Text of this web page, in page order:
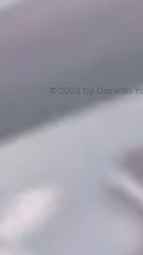
© 2023 by Danielle